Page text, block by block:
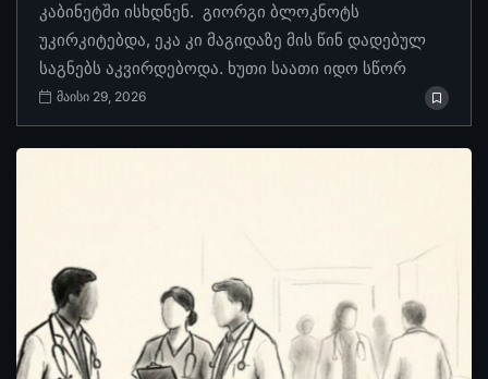
კაბინეტში ისხდნენ. გიორგი ბლოკნოტს
უკირკიტებდა, ეკა კი მაგიდაზე მის წინ დადებულ
საგნებს აკვირდებოდა. ხუთი საათი იდო სწორ
მაისი 29, 2026